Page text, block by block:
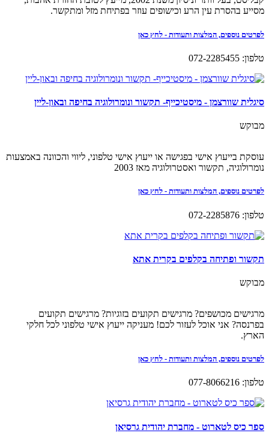
מסייע בהסרת עין הרע וכישופים עוזר בפתיחת מזל ומתקשר.
לפרטים נוספים, המלצות ותעודות - לחץ כאן
טלפון: 072-2285455
סיגלית שוורצמן - מיסטיכייף- תקשור ונומרולוגיה בחיפה ובאון-ליין
מבוקש
עוסקת בייעוץ אישי בפגישה או ייעוץ אישי טלפוני, ליווי והכוונה באמצעות
נומרולוגיה, תקשור ואסטרולוגיה מאז 2003
לפרטים נוספים, המלצות ותעודות - לחץ כאן
טלפון: 072-2285876
תקשור ופתיחה בקלפים בקרית אתא
מבוקש
מרגישים מכושפים? מרגישים תקועים בזוגיות? מרגישים תקועים
בפרנסה? אני אוכל לעזור לכם! מעניקה ייעוץ אישי טלפוני לכל חלקי
הארץ.
לפרטים נוספים, המלצות ותעודות - לחץ כאן
טלפון: 077-8066216
ספר כיס לטארוט - מחברת יהודית גרסיאן